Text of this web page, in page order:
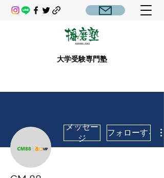
大学受験専門塾
メッセー
ジ
フォローする